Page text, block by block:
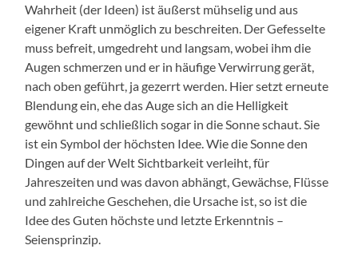
Wahrheit (der Ideen) ist äußerst mühselig und aus
eigener Kraft unmöglich zu beschreiten. Der Gefesselte
muss befreit, umgedreht und langsam, wobei ihm die
Augen schmerzen und er in häufige Verwirrung gerät,
nach oben geführt, ja gezerrt werden. Hier setzt erneute
Blendung ein, ehe das Auge sich an die Helligkeit
gewöhnt und schließlich sogar in die Sonne schaut. Sie
ist ein Symbol der höchsten Idee. Wie die Sonne den
Dingen auf der Welt Sichtbarkeit verleiht, für
Jahreszeiten und was davon abhängt, Gewächse, Flüsse
und zahlreiche Geschehen, die Ursache ist, so ist die
Idee des Guten höchste und letzte Erkenntnis –
Seiensprinzip.